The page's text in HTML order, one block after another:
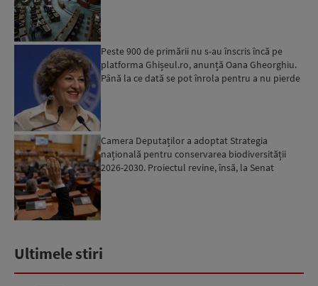
Peste 900 de primării nu s-au înscris încă pe
platforma Ghișeul.ro, anunță Oana Gheorghiu.
Până la ce dată se pot înrola pentru a nu pierde
Camera Deputaților a adoptat Strategia
națională pentru conservarea biodiversității
2026-2030. Proiectul revine, însă, la Senat
Ultimele stiri